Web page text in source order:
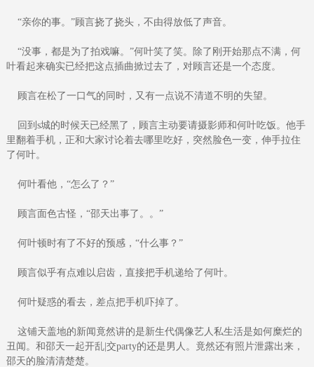
“亲你的事。”顾言挠了挠头，不由得放低了声音。
“没事，都是为了拍戏嘛。”何叶笑了笑。除了刚开始那点不满，何
叶看起来确实已经把这点插曲掀过去了，对顾言还是一个态度。
顾言在松了一口气的同时，又有一点说不清道不明的失望。
回到s城的时候天已经黑了，顾言主动要请摄影师和何叶吃饭。他手
里翻着手机，正和大家讨论着去哪里吃好，突然脸色一变，伸手拉住
了何叶。
何叶看他，“怎么了？”
顾言面色古怪，“邵天出事了。。”
何叶顿时有了不好的预感，“什么事？”
顾言似乎有点难以启齿，直接把手机递给了何叶。
何叶疑惑的看去，差点把手机吓掉了。
这铺天盖地的新闻竟然讲的是新生代偶像艺人私生活是如何糜烂的
丑闻。和邵天一起开乱|交party的还是男人。竟然还有照片泄露出来，
邵天的脸清清楚楚。